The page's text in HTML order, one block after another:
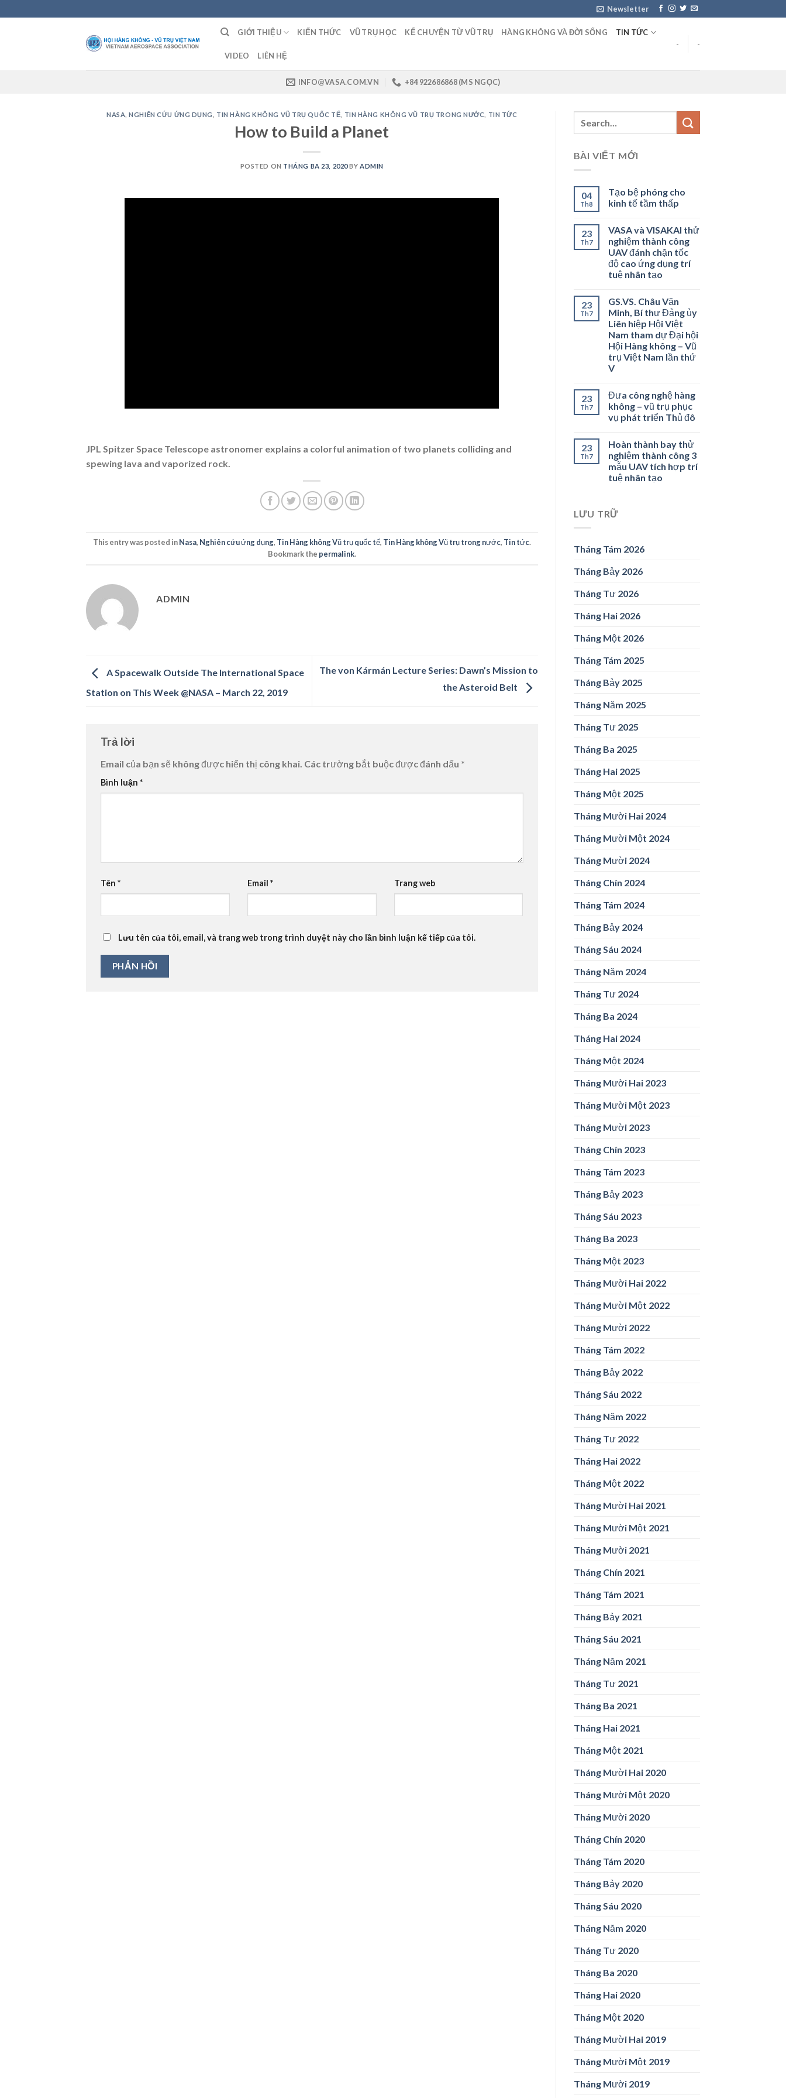
to
Newsletter
GIỚI THIỆU KIẾN THỨC VŨ TRỤ HỌC KỂ CHUYỆN TỪ VŨ TRỤ HÀNG KHÔNG VÀ ĐỜI SỐNG TIN TỨC
VIDEO LIÊN HỆ
- -
INFO@VASA.COM.VN +84 922686868 (MS NGỌC)
NASA ,NGHIÊN CỨU ỨNG DỤNG TIN HÀNG KHÔNG VŨ TRỤ QUỐC TẾ TIN HÀNG KHÔNG VŨ TRỤ TRONG NƯỚC TIN TỨC
How to Build a Planet
POSTED ON THÁNG BA 23, 2020BY ADMIN
JPL Spitzer Space Telescope astronomer explains a colorful animation of two planets colliding and
spewing lava and vaporized rock.
This entry was posted inNasa, Nghiên cứu ứng dụng, Tin Hàng không Vũ trụ quốc tế, Tin Hàng không Vũ trụ trong nước, Tin tức.
Bookmark the permalink.
ADMIN
A Spacewalk Outside The International Space
Station on This Week @NASA – March 22, 2019
The von Kármán Lecture Series: Dawn’s Mission to
the Asteroid Belt
Trả lời
Email của bạn sẽ không được hiển thị công khai. Các trường bắt buộc được đánh dấu *
Bình luận *
Tên * Email * Trang web
Lưu tên của tôi, email, và trang web trong trình duyệt này cho lần bình luận kế tiếp của tôi.
BÀI VIẾT MỚI
04
Th8
Tạo bệ phóng cho
kinh tế tầm thấp
23
Th7
VASA và VISAKAI thử
nghiệm thành công
UAV đánh chặn tốc
độ cao ứng dụng trí
tuệ nhân tạo
23
Th7
GS.VS. Châu Văn
Minh, Bí thư Đảng ủy
Liên hiệp Hội Việt
Nam tham dự Đại hội
Hội Hàng không – Vũ
trụ Việt Nam lần thứ
V
23
Th7
Đưa công nghệ hàng
không – vũ trụ phục
vụ phát triển Thủ đô
23
Th7
Hoàn thành bay thử
nghiệm thành công 3
mẫu UAV tích hợp trí
tuệ nhân tạo
LƯU TRỮ
Tháng Tám 2026
Tháng Bảy 2026
Tháng Tư 2026
Tháng Hai 2026
Tháng Một 2026
Tháng Tám 2025
Tháng Bảy 2025
Tháng Năm 2025
Tháng Tư 2025
Tháng Ba 2025
Tháng Hai 2025
Tháng Một 2025
Tháng Mười Hai 2024
Tháng Mười Một 2024
Tháng Mười 2024
Tháng Chín 2024
Tháng Tám 2024
Tháng Bảy 2024
Tháng Sáu 2024
Tháng Năm 2024
Tháng Tư 2024
Tháng Ba 2024
Tháng Hai 2024
Tháng Một 2024
Tháng Mười Hai 2023
Tháng Mười Một 2023
Tháng Mười 2023
Tháng Chín 2023
Tháng Tám 2023
Tháng Bảy 2023
Tháng Sáu 2023
Tháng Ba 2023
Tháng Một 2023
Tháng Mười Hai 2022
Tháng Mười Một 2022
Tháng Mười 2022
Tháng Tám 2022
Tháng Bảy 2022
Tháng Sáu 2022
Tháng Năm 2022
Tháng Tư 2022
Tháng Hai 2022
Tháng Một 2022
Tháng Mười Hai 2021
Tháng Mười Một 2021
Tháng Mười 2021
Tháng Chín 2021
Tháng Tám 2021
Tháng Bảy 2021
Tháng Sáu 2021
Tháng Năm 2021
Tháng Tư 2021
Tháng Ba 2021
Tháng Hai 2021
Tháng Một 2021
Tháng Mười Hai 2020
Tháng Mười Một 2020
Tháng Mười 2020
Tháng Chín 2020
Tháng Tám 2020
Tháng Bảy 2020
Tháng Sáu 2020
Tháng Năm 2020
Tháng Tư 2020
Tháng Ba 2020
Tháng Hai 2020
Tháng Một 2020
Tháng Mười Hai 2019
Tháng Mười Một 2019
Tháng Mười 2019